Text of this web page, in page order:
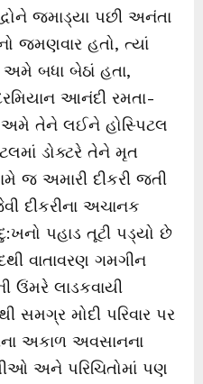
જમાડ્યા પછી અનંતા
જમણવાર હતો, ત્યાં
બધા બેઠાં હતા,
આનંદી રમતા-
અમે તેને લઈને હોસ્પિટલ
ડોક્ટરે તેને મૃત
જ અમારી દીકરી જતી
દીકરીના અચાનક
દુ:ખનો પહાડ તૂટી પડ્યો છે
વાતાવરણ ગમગીન
ઉંમરે લાડકવાયી
સમગ્ર મોદી પરિવાર પર
અકાળ અવસાનના
અને પરિચિતોમાં પણ